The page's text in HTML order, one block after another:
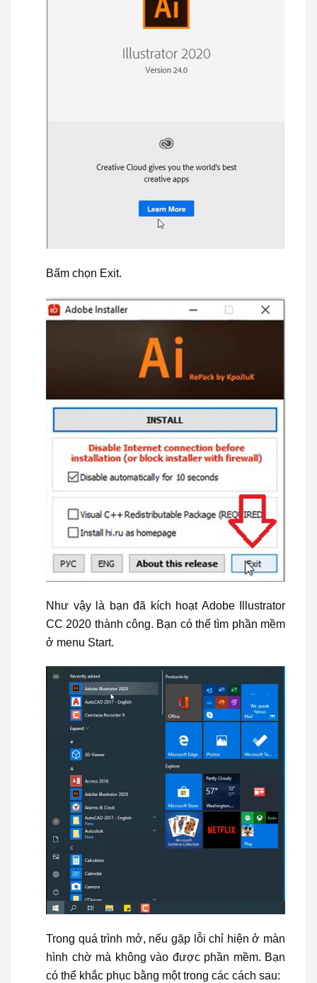
Bấm chọn Exit.
Như vậy là bạn đã kích hoạt Adobe Illustrator
CC 2020 thành công. Bạn có thể tìm phần mềm
ở menu Start.
Trong quá trình mở, nếu gặp lỗi chỉ hiện ở màn
hình chờ mà không vào được phần mềm. Bạn
có thể khắc phục bằng một trong các cách sau: